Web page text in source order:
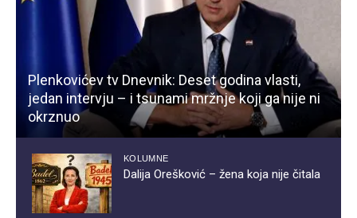
Plenkovićev tv Dnevnik: Deset godina vlasti,
jedan intervju – i tsunami mržnje koji ga nije ni
okrznuo
KOLUMNE
Dalija Orešković – žena koja nije čitala